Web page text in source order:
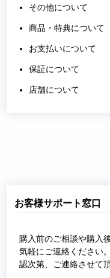
その他について
商品・特典について
お支払いについて
保証について
店舗について
お客様サポート窓口
購入前のご相談や購入
気軽にご連絡ください
認次第、ご連絡させて